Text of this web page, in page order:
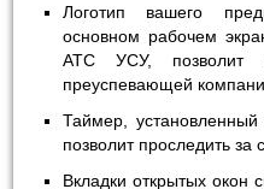
Логотип вашего
основном рабочем
АТС УСУ, позволит
преуспевающей
Таймер,
позволит проследить
Вкладки открытых окон